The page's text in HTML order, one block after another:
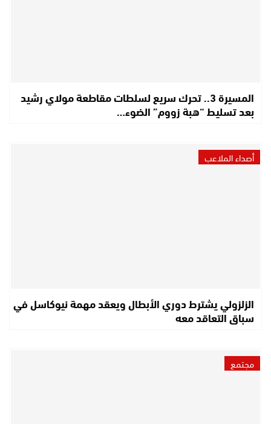
المسيرة 3.. تحرك سريع لسلطات مقاطعة مولاي رشيد
بعد تسليط “هبة زووم” الضوء…
أصداء الملاعب
الزلزولي يشترط دوري الأبطال ويعقد مهمة نيوكاسل في
سباق التعاقد معه
مجتمع